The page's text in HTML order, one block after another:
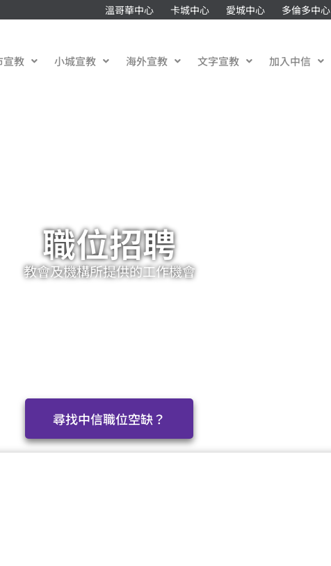
溫哥華中心 卡城中心 愛城中心 多倫多中心
宣教 小城宣教 海外宣教 文字宣教 加入中信
職位招聘​
教會及機構所提供的工作機會
尋找中信職位空缺？